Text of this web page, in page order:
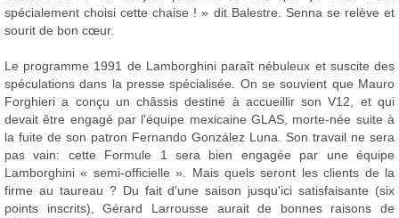
spécialement choisi cette chaise ! » dit Balestre. Senna se relève et
sourit de bon cœur.
Le programme 1991 de Lamborghini paraît nébuleux et suscite des
spéculations dans la presse spécialisée. On se souvient que Mauro
Forghieri a conçu un châssis destiné à accueillir son V12, et qui
devait être engagé par l'équipe mexicaine GLAS, morte-née suite à
la fuite de son patron Fernando González Luna. Son travail ne sera
pas vain: cette Formule 1 sera bien engagée par une équipe
Lamborghini « semi-officielle ». Mais quels seront les clients de la
firme au taureau ? Du fait d'une saison jusqu'ici satisfaisante (six
points inscrits), Gérard Larrousse aurait de bonnes raisons de